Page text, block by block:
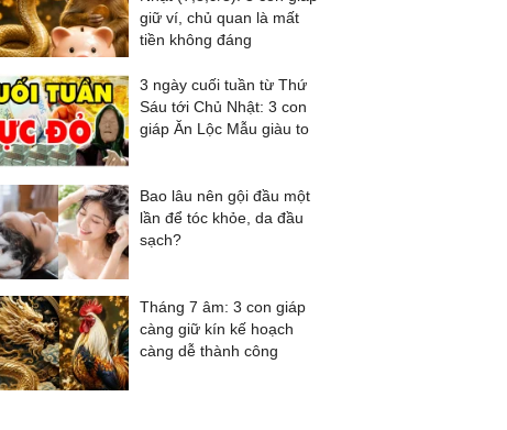
giữ ví, chủ quan là mất
tiền không đáng
3 ngày cuối tuần từ Thứ
Sáu tới Chủ Nhật: 3 con
giáp Ăn Lộc Mẫu giàu to
Bao lâu nên gội đầu một
lần để tóc khỏe, da đầu
sạch?
Tháng 7 âm: 3 con giáp
càng giữ kín kế hoạch
càng dễ thành công